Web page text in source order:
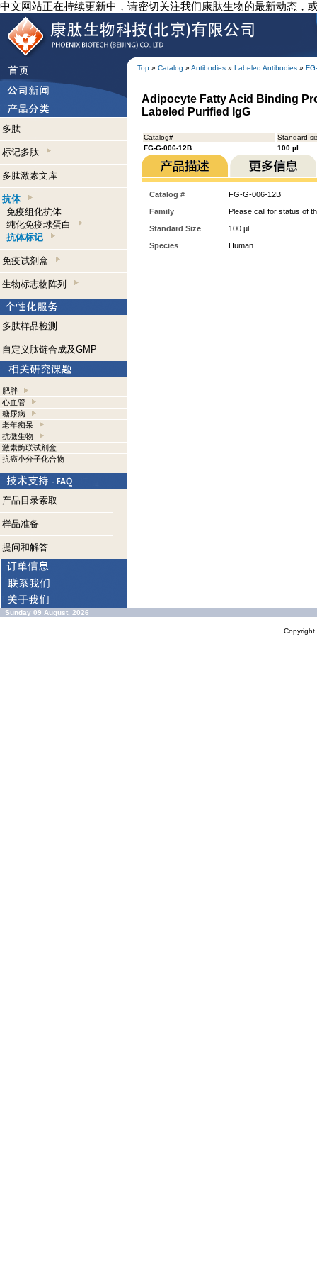
中文网站正在持续更新中，请密切关注我们康肽生物的最新动态，
Top » Catalog » Antibodies » Labeled Antibodies »
多肽
标记多肽
多肽激素文库
抗体
免疫组化抗体
纯化免疫球蛋白
抗体标记
免疫试剂盒
生物标志物阵列
多肽样品检测
自定义肽链合成及GMP
肥胖
心血管
糖尿病
老年痴呆
抗微生物
激素酶联试剂盒
抗癌小分子化合物
产品目录索取
样品准备
提问和解答
Adipocyte Fatty Acid Binding
Labeled Purified IgG
Catalog#
Standard
FG-G-006-12B
100 µl
Catalog #
FG-G-006-12B
Family
Please call for status of
Standard Size
100 µl
Species
Human
Sunday 09 August, 2026